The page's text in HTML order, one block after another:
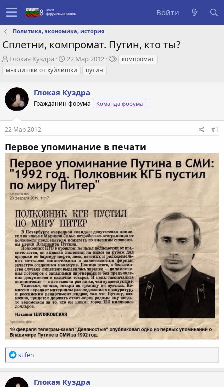
Войти
Политика, экономика, история
Сплетни, компромат. Путин, кто ты?
А
в
т
р
т
е
м
ы
Глокая Куздра
Д
а
т
с
о
д
и
я
22 Мар 2012
Ткомпромат
мыслишки от хуйлишки
путин
Глокая Куздра
Гражданин форума Команда форума
22 Мар 2012 #1
Первое упоминание в печати
Р
е
а
к
stifen
Глокая Куздра